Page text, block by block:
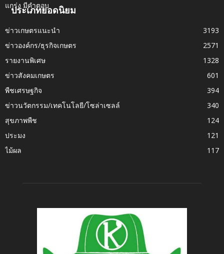
ประเภทยอดนิยม
ข่าวเกษตรแนะนำ
3193
ข่าวองค์กร/ธุรกิจเกษตร
2571
รายงานพิเศษ
1328
ข่าวสังคมเกษตร
601
พืชเศรษฐกิจ
394
ข่าวนวัตกรรม/เทคโนโลยี/โซล่าเซลล์
340
สุขภาพพืช
124
ประมง
121
ไม้ผล
117